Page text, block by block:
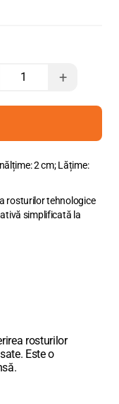
+
2 сm; Lățime:
rosturilor tehnologice
simplificată la
rosturilor
Este o